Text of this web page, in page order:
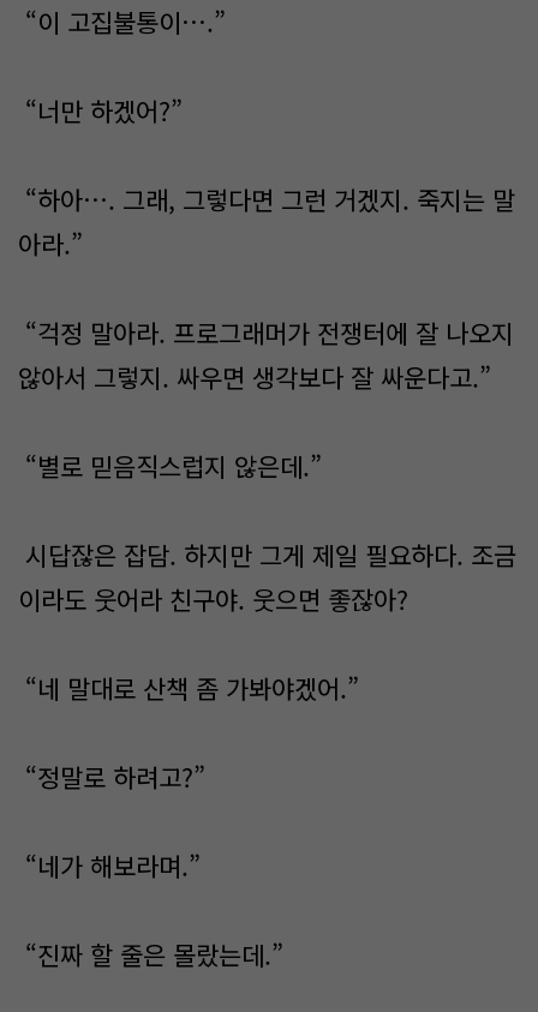
“이 고집불통이….”
“너만 하겠어?”
“하아…. 그래, 그렇다면 그런 거겠지. 죽지는 말
아라.”
“걱정 말아라. 프로그래머가 전쟁터에 잘 나오지
않아서 그렇지. 싸우면 생각보다 잘 싸운다고.”
“별로 믿음직스럽지 않은데.”
시답잖은 잡담. 하지만 그게 제일 필요하다. 조금
이라도 웃어라 친구야. 웃으면 좋잖아?
“네 말대로 산책 좀 가봐야겠어.”
“정말로 하려고?”
“네가 해보라며.”
“진짜 할 줄은 몰랐는데.”